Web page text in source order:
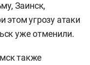
Заинск,
этом угрозу атаки
уже отменили.
также